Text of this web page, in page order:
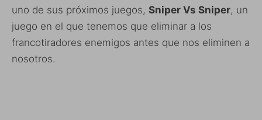
uno de sus próximos juegos, Sniper Vs Sniper, un
juego en el que tenemos que eliminar a los
francotiradores enemigos antes que nos eliminen a
nosotros.